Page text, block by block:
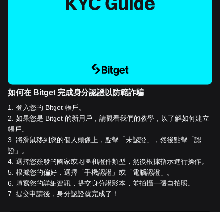
如何在 Bitget 完成身分認證以防範詐騙
1
登入您的 Bitget 帳戶。
2 如果您是 Bitget 的新用戶，請觀看我們的教學，以了解如何建立
帳戶。
3 將滑鼠移到您的個人頭像上，點擊「未認證」，然後點擊「認
證」。
4 選擇您簽發的國家或地區和證件類型，然後根據指示進行操作。
5 根據您的偏好，選擇「手機認證」或「電腦認證」。
6 填寫您的詳細資訊，提交身分證影本，並拍攝一張自拍照。
7 提交申請後，身分認證就完成了！